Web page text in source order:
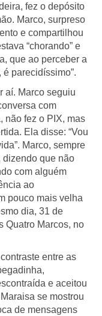
fez o depósito
Marco, surpreso
e compartilhou
“chorando” e
que ao perceber a
parecidíssimo”.
aí. Marco seguiu
com
não fez o PIX, mas
Ela disse: “Vou
Marco, sempre
dizendo que não
com alguém
ao
pouco mais velha
dia, 31 de
Quatro Marcos, no
entre as
e aceitou
se mostrou
de mensagens